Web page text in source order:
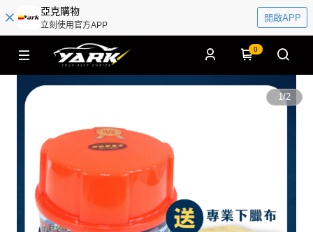
亞克購物
立刻使用官方APP
開啟APP
0
1/2